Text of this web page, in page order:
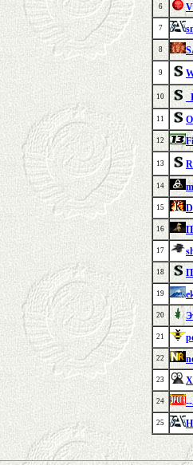
6
7
8
9
10
11
12
13
14
15
16
17
18
19
20
21
22
23
24
25